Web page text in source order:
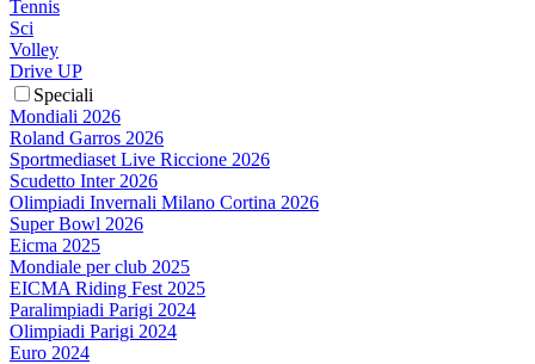
Tennis
Sci
Volley
Drive UP
Speciali
Mondiali 2026
Roland Garros 2026
Sportmediaset Live Riccione 2026
Scudetto Inter 2026
Olimpiadi Invernali Milano Cortina 2026
Super Bowl 2026
Eicma 2025
Mondiale per club 2025
EICMA Riding Fest 2025
Paralimpiadi Parigi 2024
Olimpiadi Parigi 2024
Euro 2024